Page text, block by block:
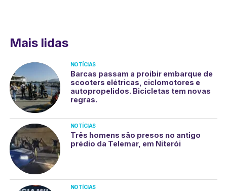
Mais lidas
NOTÍCIAS
Barcas passam a proibir embarque de
scooters elétricas, ciclomotores e
autopropelidos. Bicicletas tem novas
regras.
NOTÍCIAS
Três homens são presos no antigo
prédio da Telemar, em Niterói
NOTÍCIAS